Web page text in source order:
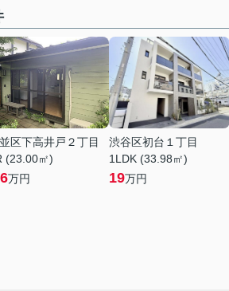
区下高井戸２丁目
(23.00㎡)
万円
渋谷区初台１丁目
1LDK (33.98㎡)
19万円